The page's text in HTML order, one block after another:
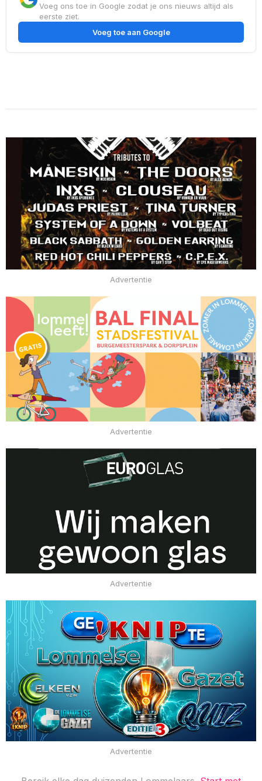
Voeg ons toe in Google zodat je ons nieuws altijd als
eerste ziet.
Voeg toe aan Google
Advertentie
Advertentie
Advertentie
Advertentie